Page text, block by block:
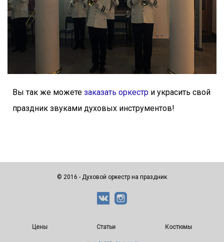
Вы так же можете заказать оркестр и украсить свой
праздник звуками духовых инструментов!
© 2016 - Духовой оркестр на праздник
Цены Статьи Костюмы